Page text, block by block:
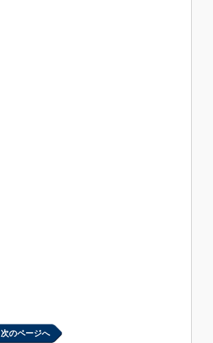
次のページへ